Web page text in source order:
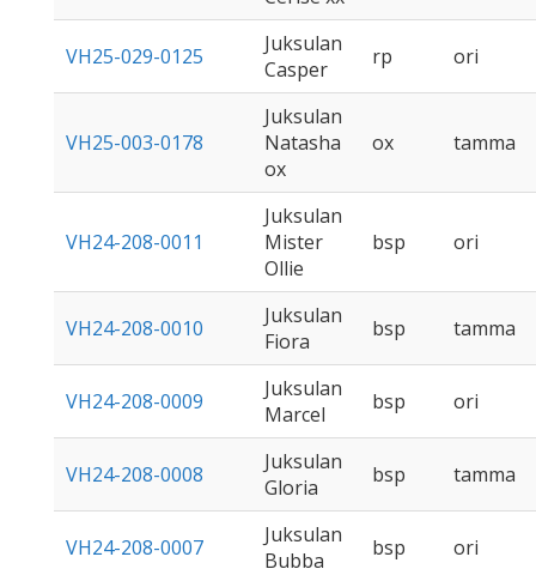
VH25-029-0125
Juksulan
Casper
rp ori
VH25-003-0178
Juksulan
Natasha
ox
ox tamma
VH24-208-0011
Juksulan
Mister
Ollie
bsp ori
VH24-208-0010
Juksulan
Fiora
bsp tamma
VH24-208-0009
Juksulan
Marcel
bsp ori
VH24-208-0008
Juksulan
Gloria
bsp tamma
VH24-208-0007
Juksulan
Bubba
bsp ori